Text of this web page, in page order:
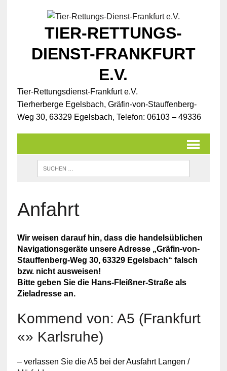
TIER-RETTUNGS-
DIENST-FRANKFURT
E.V.
Tier-Rettungsdienst-Frankfurt e.V.
Tierherberge Egelsbach, Gräfin-von-Stauffenberg-
Weg 30, 63329 Egelsbach, Telefon: 06103 – 49336
Anfahrt
Wir weisen darauf hin, dass die handelsüblichen
Navigationsgeräte unsere Adresse „Gräfin-von-
Stauffenberg-Weg 30, 63329 Egelsbach“ falsch
bzw. nicht ausweisen!
Bitte geben Sie die Hans-Fleißner-Straße als
Zieladresse an.
Kommend von: A5 (Frankfurt
«» Karlsruhe)
– verlassen Sie die A5 bei der Ausfahrt Langen /